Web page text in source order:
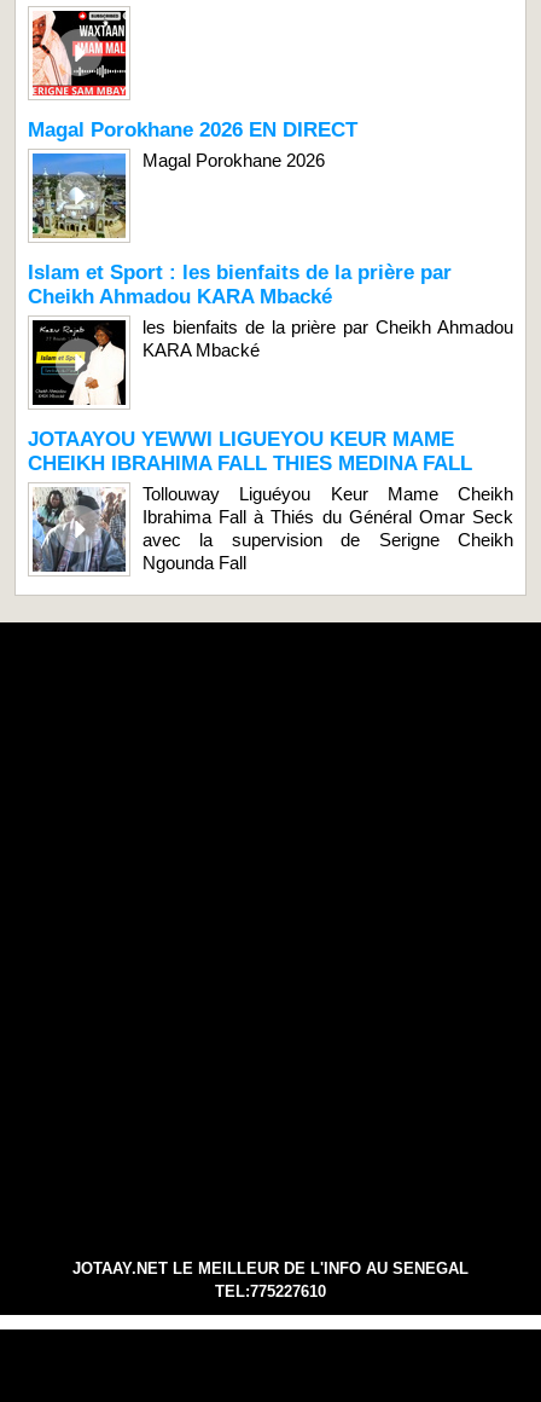
Magal Porokhane 2026 EN DIRECT
Magal Porokhane 2026
Islam et Sport : les bienfaits de la prière par
Cheikh Ahmadou KARA Mbacké
les bienfaits de la prière par Cheikh Ahmadou
KARA Mbacké
JOTAAYOU YEWWI LIGUEYOU KEUR MAME
CHEIKH IBRAHIMA FALL THIES MEDINA FALL
Tollouway Liguéyou Keur Mame Cheikh
Ibrahima Fall à Thiés du Général Omar Seck
avec la supervision de Serigne Cheikh
Ngounda Fall
JOTAAY.NET LE MEILLEUR DE L'INFO AU SENEGAL
TEL:775227610